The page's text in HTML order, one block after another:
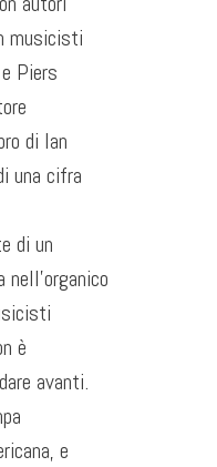
musicisti
Piers
di Ian
una cifra
di un
nell’organico
è
avanti.
e